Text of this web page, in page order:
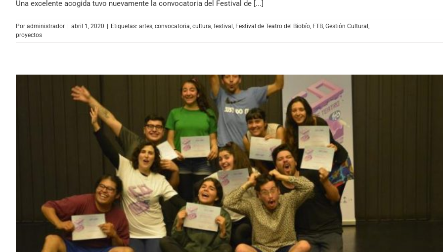
Una excelente acogida tuvo nuevamente la convocatoria del Festival de [...]
Por administrador abril 1, 2020 Etiquetas: artes, convocatoria, cultura, festival , Festival de Teatro del Biobío, FTB, Gestión Cultural ,
proyectos